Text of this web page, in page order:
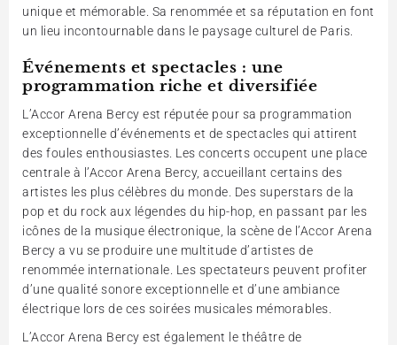
unique et mémorable. Sa renommée et sa réputation en font
un lieu incontournable dans le paysage culturel de Paris.
Événements et spectacles : une
programmation riche et diversifiée
L’Accor Arena Bercy est réputée pour sa programmation
exceptionnelle d’événements et de spectacles qui attirent
des foules enthousiastes. Les concerts occupent une place
centrale à l’Accor Arena Bercy, accueillant certains des
artistes les plus célèbres du monde. Des superstars de la
pop et du rock aux légendes du hip-hop, en passant par les
icônes de la musique électronique, la scène de l’Accor Arena
Bercy a vu se produire une multitude d’artistes de
renommée internationale. Les spectateurs peuvent profiter
d’une qualité sonore exceptionnelle et d’une ambiance
électrique lors de ces soirées musicales mémorables.
L’Accor Arena Bercy est également le théâtre de